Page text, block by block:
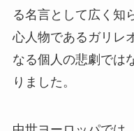
る名言として広く知
心人物であるガリレ
なる個人の悲劇では
りました。